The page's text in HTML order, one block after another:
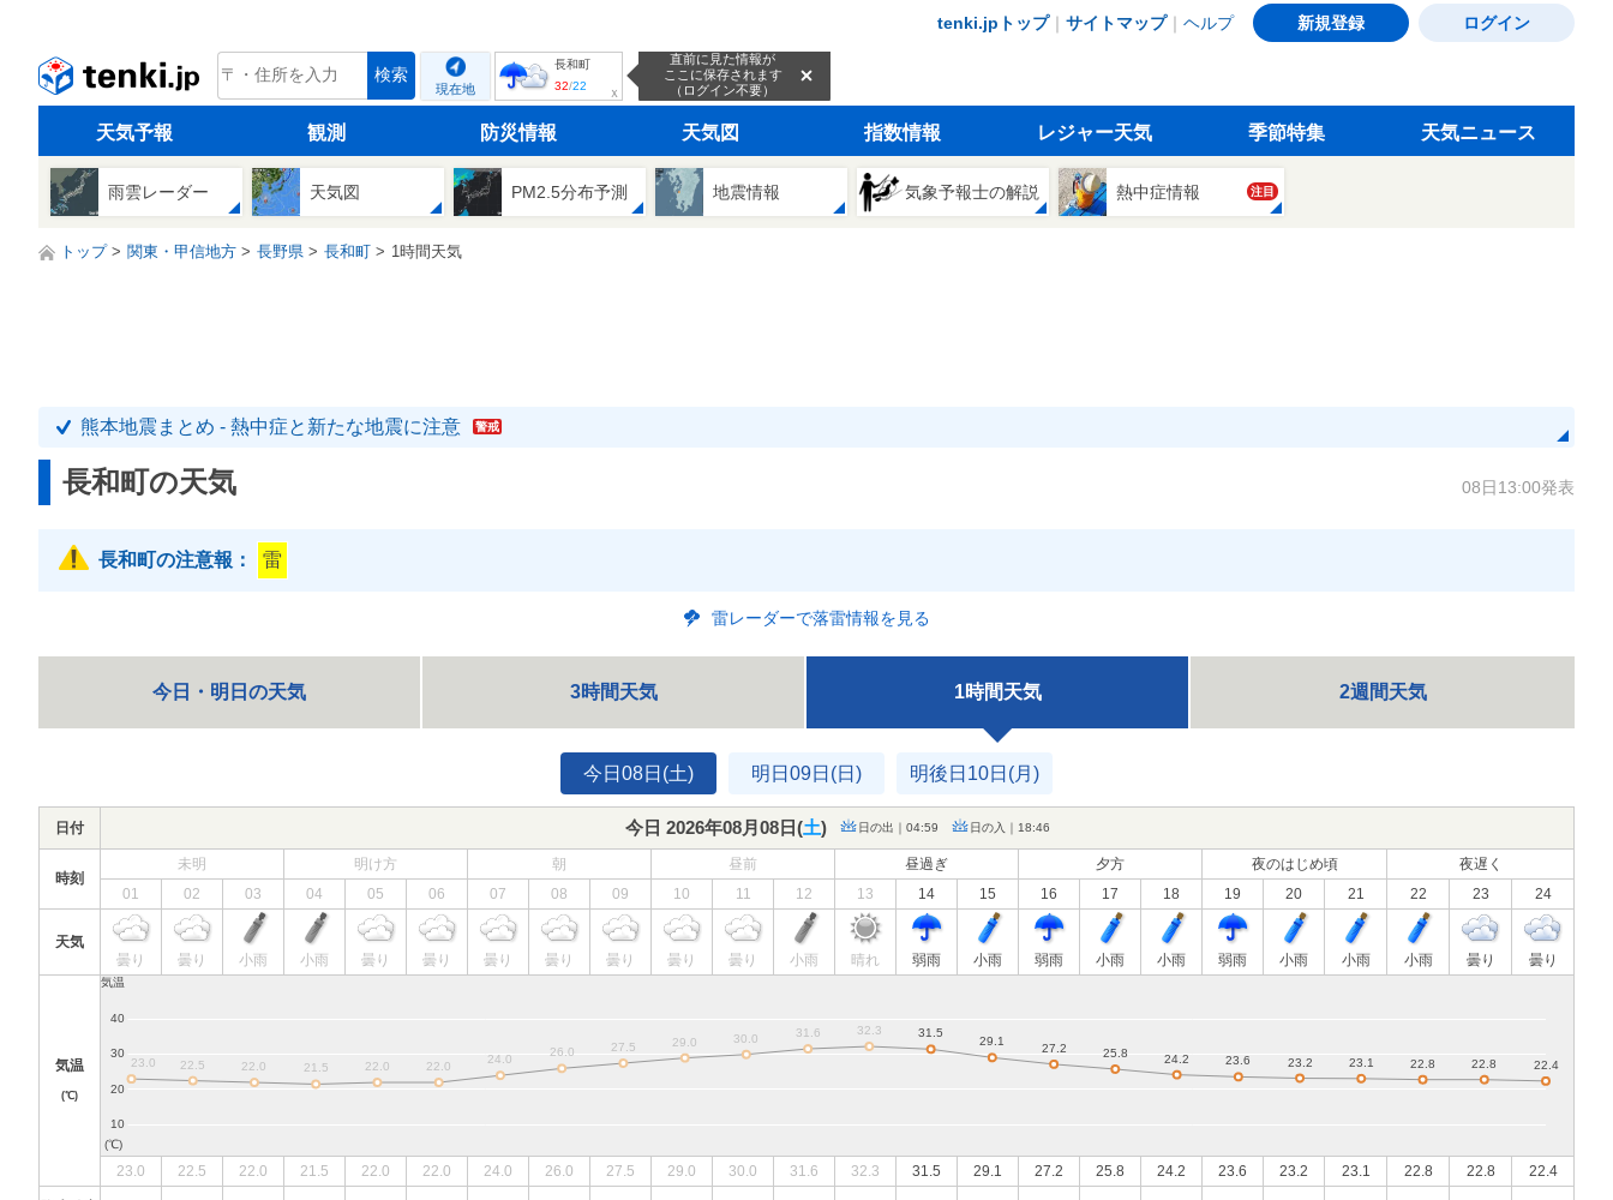
tenki.jpトップ｜ サイトマップ｜ ヘルプ 新規登録 ログイン
tenki.jp 検索
現在地
長和町
32/22 ｘ
直前に見た情報が
ここに保存されます
（ログイン不要）
天気予報 観測 防災情報 天気図 指数情報 レジャー天気 季節特集 天気ニュース
雨雲レーダー 天気図 PM2.5分布予測 地震情報 気象予報士の解説 熱中症情報 注目
トップ 関東・甲信地方 長野県 長和町 1時間天気
熊本地震まとめ - 熱中症と新たな地震に注意 警戒
長和町の天気 08日13:00発表
長和町の注意報： 雷
雷レーダーで落雷情報を見る
今日・明日の天気 3時間天気 1時間天気 2週間天気
今日08日(土) 明日09日(日) 明後日10日(月)
日付 今日 2026年08月08日(土) 日の出｜04:59 日の入｜18:46
時刻
未明 明け方 朝 昼前 昼過ぎ 夕方 夜のはじめ頃
夜遅く
01
02 03 04 05 06 07 08 09 10 11 12 13 14 15 16 17 18 19 20 21 22 23 24
天気
曇り
曇り 小雨 小雨 曇り 曇り 曇り 曇り 曇り 曇り 曇り 小雨 晴れ 弱雨 小雨 弱雨 小雨 小雨 弱雨 小雨 小雨 小雨 曇り 曇り
気温
(℃)
23.0 22.5 22.0 21.5 22.0 22.0 24.0 26.0 27.5 29.0 30.0 31.6 32.3 31.5 29.1 27.2 25.8 24.2 23.6 23.2 23.1 22.8 22.8 22.4